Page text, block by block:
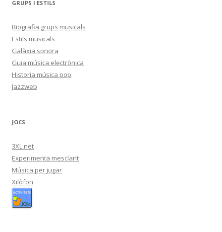
GRUPS I ESTILS
Biografia grups musicals
Estils musicals
Galàxia sonora
Guia música electrònica
Historia música pop
Jazzweb
JOCS
3XL.net
Experimenta mesclant
Música per jugar
Xilòfon